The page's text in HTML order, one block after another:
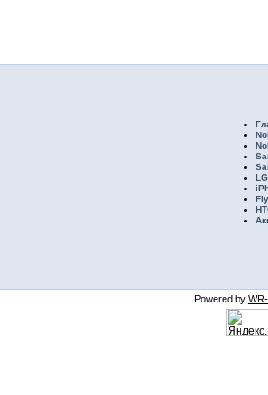
LG
Fly
Powered by